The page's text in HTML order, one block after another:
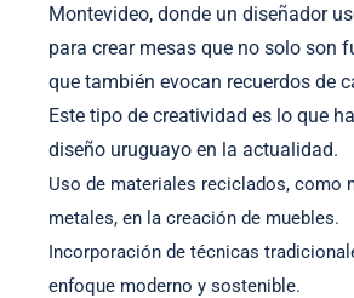
Montevideo, donde un diseñador
para crear mesas que no solo son
que también evocan recuerdos de
Este tipo de creatividad es lo que
diseño uruguayo en la actualidad.
Uso de materiales reciclados, como
metales, en la creación de muebles.
Incorporación de técnicas
enfoque moderno y sostenible.